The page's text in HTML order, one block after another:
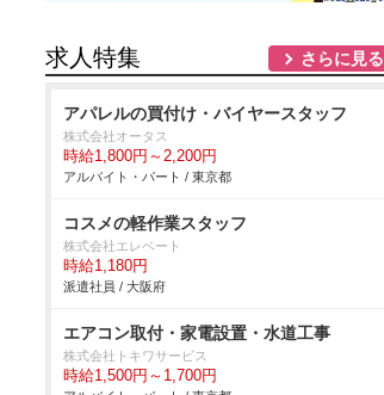
求人特集 さらに見る
アパレルの買付け・バイヤースタッフ
株式会社オータス
時給1,800円～2,200円
アルバイト・パート / 東京都
コスメの軽作業スタッフ
株式会社エレベート
時給1,180円
派遣社員 / 大阪府
エアコン取付・家電設置・水道工事
株式会社トキワサービス
時給1,500円～1,700円